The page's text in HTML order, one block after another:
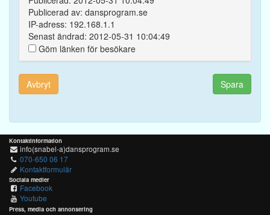
Publicerad av: dansprogram.se
IP-adress: 192.168.1.1
Senast ändrad: 2012-05-31 10:04:49
Göm länken för besökare
Spara
Avbryt
Kontaktinformation
info(snabel-a)dansprogram.se
070-650 06 17
Kontaktformulär
Sociala medier
Facebook
Youtube
Press, media och annonsering